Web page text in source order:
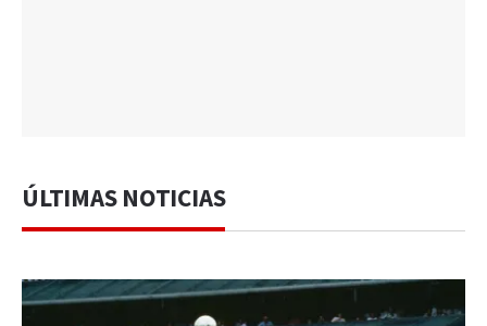
ÚLTIMAS NOTICIAS